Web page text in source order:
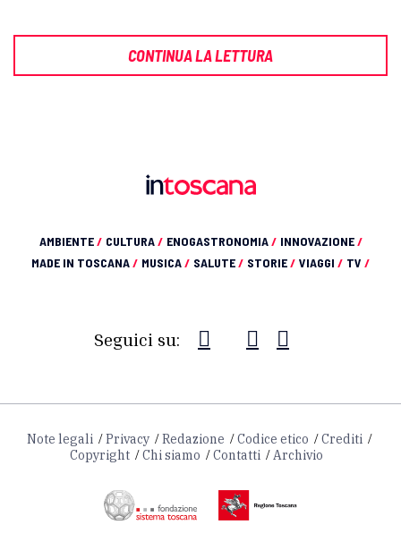
CONTINUA LA LETTURA
AMBIENTE/ CULTURA/ ENOGASTRONOMIA/ INNOVAZIONE/
MADE IN TOSCANA/ MUSICA/ SALUTE/ STORIE/ VIAGGI / TV /
Seguici su:
Note legali Privacy Redazione Codice etico
Crediti
Copyright
Chi siamo Contatti Archivio